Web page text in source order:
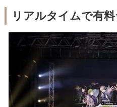
リアルタイムで有